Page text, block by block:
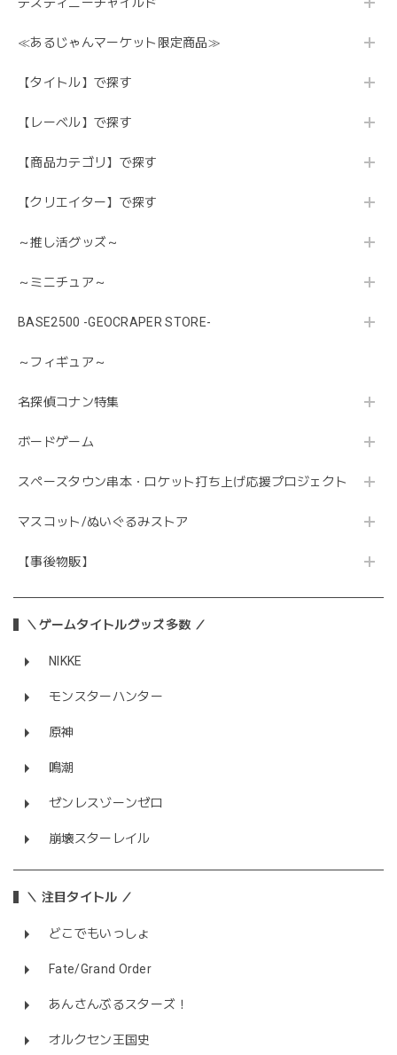
デスティニーチャイルド
≪あるじゃんマーケット限定商品≫
【タイトル】で探す
【レーベル】で探す
【商品カテゴリ】で探す
【クリエイター】で探す
～推し活グッズ～
～ミニチュア～
BASE2500 -GEOCRAPER STORE-
～フィギュア～
名探偵コナン特集
ボードゲーム
スペースタウン串本・ロケット打ち上げ応援プロジェクト
マスコット/ぬいぐるみストア
【事後物販】
＼ゲームタイトルグッズ多数 ／
NIKKE
モンスターハンター
原神
鳴潮
ゼンレスゾーンゼロ
崩壊スターレイル
＼ 注目タイトル ／
どこでもいっしょ
Fate/Grand Order
あんさんぶるスターズ！
オルクセン王国史